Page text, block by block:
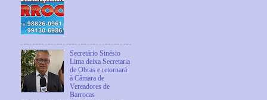
Secretário Sinésio
Lima deixa Secretaria
de Obras e retornará
à Câmara de
Vereadores de
Barrocas